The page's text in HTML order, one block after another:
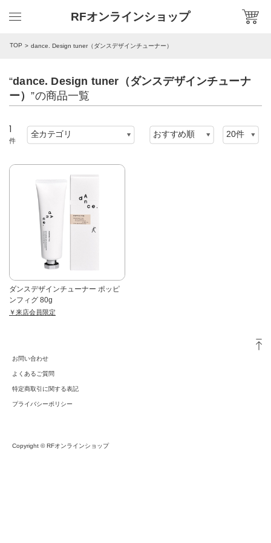
RFオンラインショップ
TOP dance. Design tuner（ダンスデザインチューナー）
“dance. Design tuner（ダンスデザインチューナ
ー）”の商品一覧
1
件
ダンスデザインチューナー ポッピ
ンフィグ 80g
￥来店会員限定
お問い合わせ
よくあるご質問
特定商取引に関する表記
プライバシーポリシー
Copyright © RFオンラインショップ